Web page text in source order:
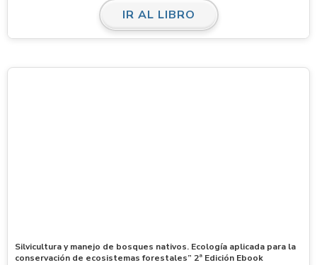
IR AL LIBRO
Silvicultura y manejo de bosques nativos. Ecología aplicada para la
conservación de ecosistemas forestales” 2ª Edición Ebook